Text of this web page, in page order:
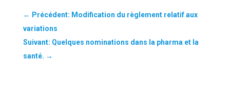
← Précédent: Modification du règlement relatif aux
variations
Suivant: Quelques nominations dans la pharma et la
santé. →